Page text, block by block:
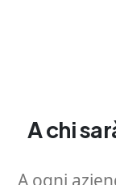
A chi
A ogni